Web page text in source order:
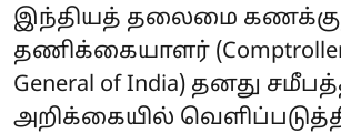
இந்தியத் தலைமை
தணிக்கையாளர் (Comptroller
General of India) தனது
அறிக்கையில்